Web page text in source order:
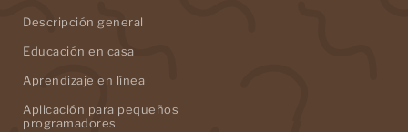
Descripción general
Educación en casa
Aprendizaje en línea
Aplicación para pequeños
programadores